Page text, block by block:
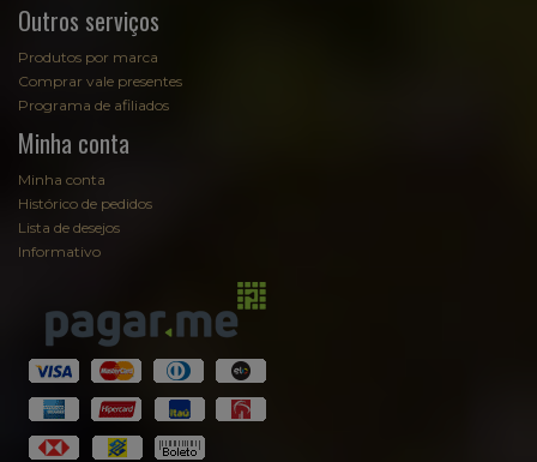
Outros serviços
Produtos por marca
Comprar vale presentes
Programa de afiliados
Minha conta
Minha conta
Histórico de pedidos
Lista de desejos
Informativo